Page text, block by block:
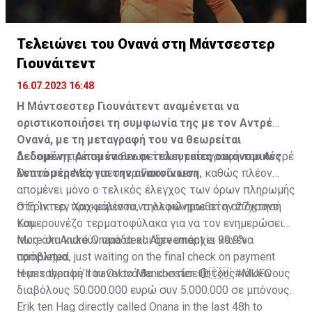
Τελειώνει του Ονανά στη Μάντσεστερ
Γιουνάιτεντ
16.07.2023 16:48
Η Μάντσεστερ Γιουνάιτεντ αναμένεται να
οριστικοποιήσει τη συμφωνία της με τον Αντρέ
Ονανά, με τη μεταγραφή του να θεωρείται
δεδομένη. Απομένουν οι τελευταίες οικονομικές
λεπτομέρειες για την ανακοίνωση.
Δεδομένη πρέπει να θεωρείται η μεταγραφή του Αντρέ
Ονανά στη Μάντσεστερ Γιουνάιτεντ, καθώς πλέον
απομένει μόνο ο τελικός έλεγχος των όρων πληρωμής
στη Ίντερ, προκειμένου να ολοκληρωθεί η απόκτησή
του.
Ο Έρικ τεν Χαχ μάλιστα, τηλεφώνησε στον 27χρονο
Καμερουνέζο τερματοφύλακα για να τον ενημερώσει
πως όλα κυλούν ομάδα και δεν υπάρχει κανένα
πρόβλημα.
More on André Onana deal. Agreement is 99.9%
completed, just waiting on the final check on payment
terms then he’ll travel to Manchester. 🔴🇨🇲#MUFC
Erik ten Hag directly called Onana in the last 48h to
Η μεταγραφή του Ονανά θα κοστίσει στους κόκκινους
διαβόλους 50.000.000 ευρώ συν 5.000.000 σε μπόνους.